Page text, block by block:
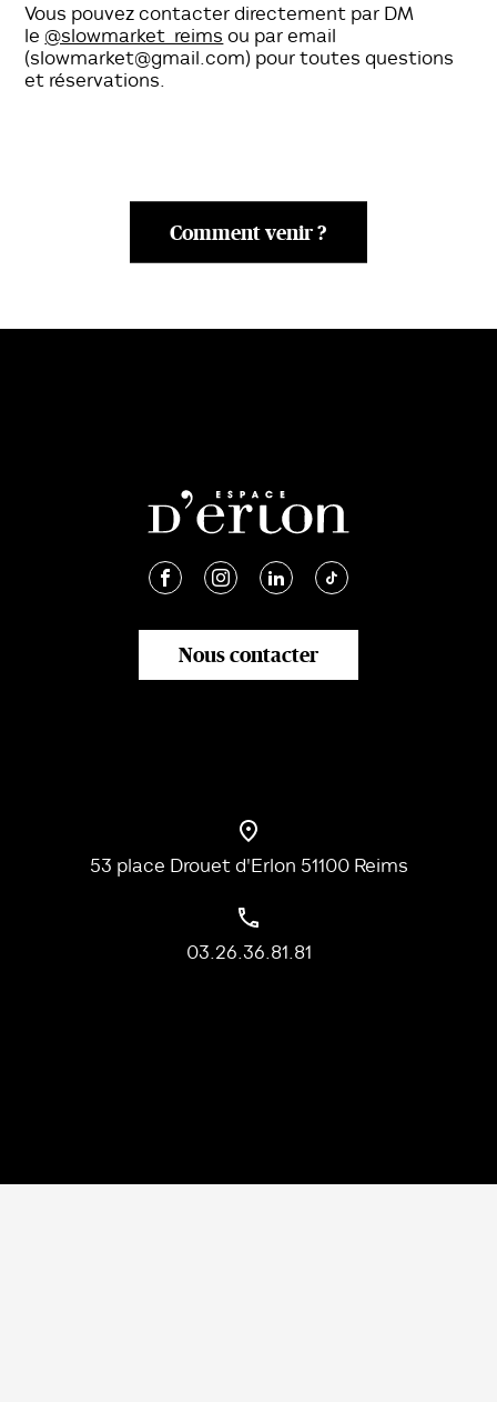
Vous pouvez contacter directement par DM
le @slowmarket_reims ou par email
(slowmarket@gmail.com) pour toutes questions
et réservations.
Comment venir ?
Nous contacter
53 place Drouet d'Erlon 51100 Reims
03.26.36.81.81